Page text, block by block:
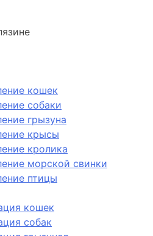
кошек
собаки
грызуна
крысы
кролика
морской свинки
птицы
кошек
собак